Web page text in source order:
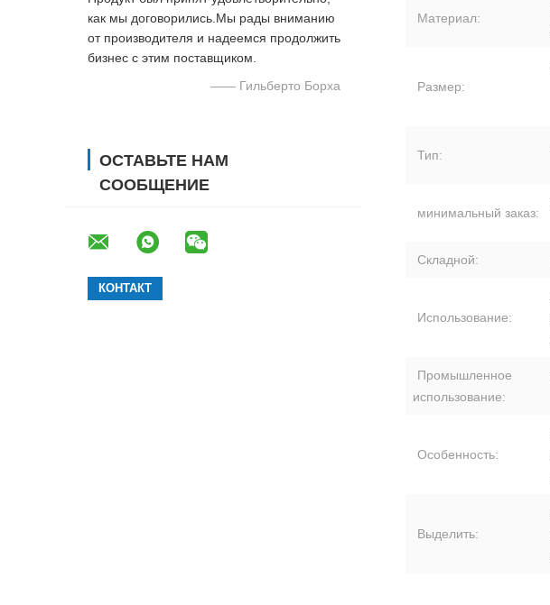
как мы договорились.Мы рады вниманию
от производителя и надеемся продолжить
бизнес с этим поставщиком.
—— Гильберто Борха
ОСТАВЬТЕ НАМ
СООБЩЕНИЕ
Материал:
Размер:
Тип:
минимальный заказ:
Складной:
Использование:
Промышленное
использование:
Особенность:
Выделить: